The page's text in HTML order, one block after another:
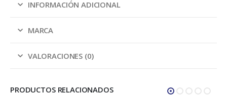
INFORMACIÓN ADICIONAL
MARCA
VALORACIONES (0)
PRODUCTOS RELACIONADOS